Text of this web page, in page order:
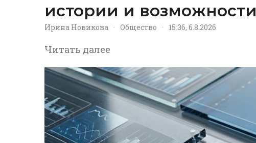
истории и возможности
Ирина Новикова · Общество · 15:36, 6.8.2026
Читать далее